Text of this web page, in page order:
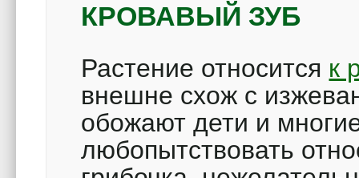
КРОВАВЫЙ ЗУБ
Растение относится к
внешне схож с
обожают дети и
любопытствовать